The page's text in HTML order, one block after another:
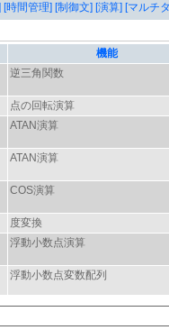
[時間管理] [制御文] [演算] [マルチ